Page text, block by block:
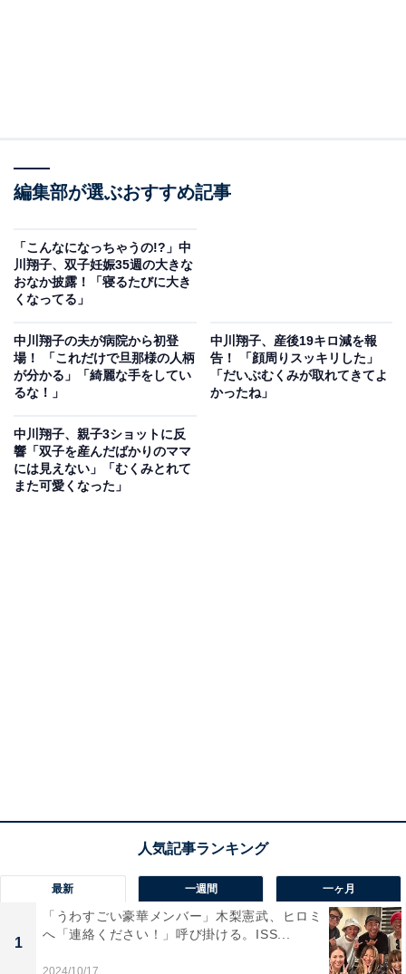
編集部が選ぶおすすめ記事
「こんなになっちゃうの!?」中
川翔子、双子妊娠35週の大きな
おなか披露！「寝るたびに大き
くなってる」
中川翔子の夫が病院から初登
場！ 「これだけで旦那様の人柄
が分かる」「綺麗な手をしてい
るな！」
中川翔子、産後19キロ減を報
告！ 「顔周りスッキリした」
「だいぶむくみが取れてきてよ
かったね」
中川翔子、親子3ショットに反
響「双子を産んだばかりのママ
には見えない」「むくみとれて
また可愛くなった」
最新 一週間 一ヶ月
1
「うわすごい豪華メンバー」木梨憲武、ヒロミ
へ「連絡ください！」呼び掛ける。ISS...